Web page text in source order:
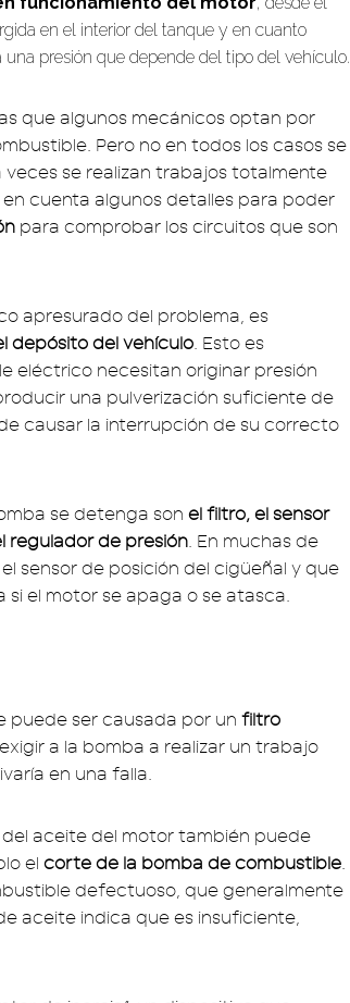
en el interior del tanque y en cuanto
presión que depende del tipo del vehículo.
que algunos mecánicos optan por
Pero no en todos los casos se
se realizan trabajos totalmente
cuenta algunos detalles para poder
para comprobar los circuitos que son
apresurado del problema, es
depósito del vehículo. Esto es
eléctrico necesitan originar presión
una pulverización suficiente de
causar la interrupción de su correcto
se detenga son el filtro, el sensor
regulador de presión. En muchas de
sensor de posición del cigüeñal y que
el motor se apaga o se atasca.
puede ser causada por un filtro
a la bomba a realizar un trabajo
en una falla.
aceite del motor también puede
el corte de la bomba de combustible.
defectuoso, que generalmente
aceite indica que es insuficiente,